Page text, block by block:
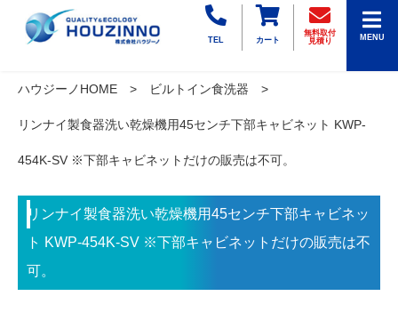
TEL カート
無料取付
見積り
MENU
ハウジーノHOME ビルトイン食洗器
リンナイ製食器洗い乾燥機用45センチ下部キャビネット KWP-
454K-SV ※下部キャビネットだけの販売は不可。
リンナイ製食器洗い乾燥機用45センチ下部キャビネッ
ト KWP-454K-SV ※下部キャビネットだけの販売は不
可。